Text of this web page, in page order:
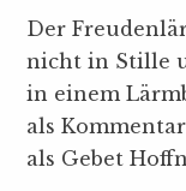
Der
nicht in Stille
in einem
als
als Gebet